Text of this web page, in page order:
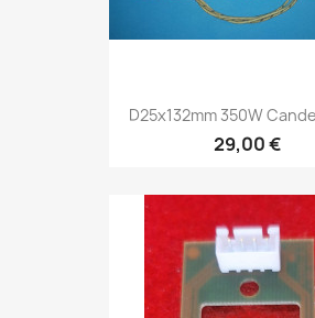
D25x132mm 350W
29,00 €